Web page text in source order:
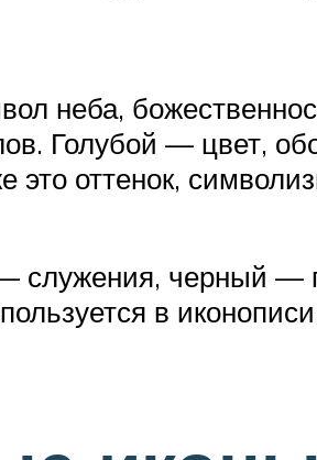
неба,
Голубой — цвет,
оттенок,
черный —
в